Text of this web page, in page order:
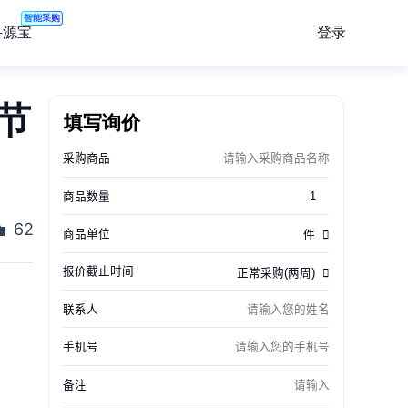
宝
智能采购
登录
62
填写询价